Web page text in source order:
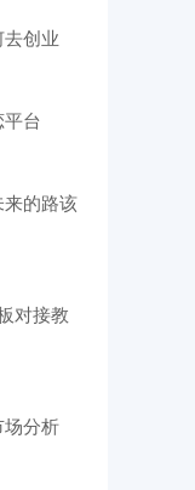
创业
台
来的路该
对接教
场分析